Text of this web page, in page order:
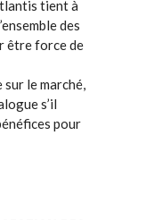
tient à
des
être force de
sur le marché,
s’il
pour